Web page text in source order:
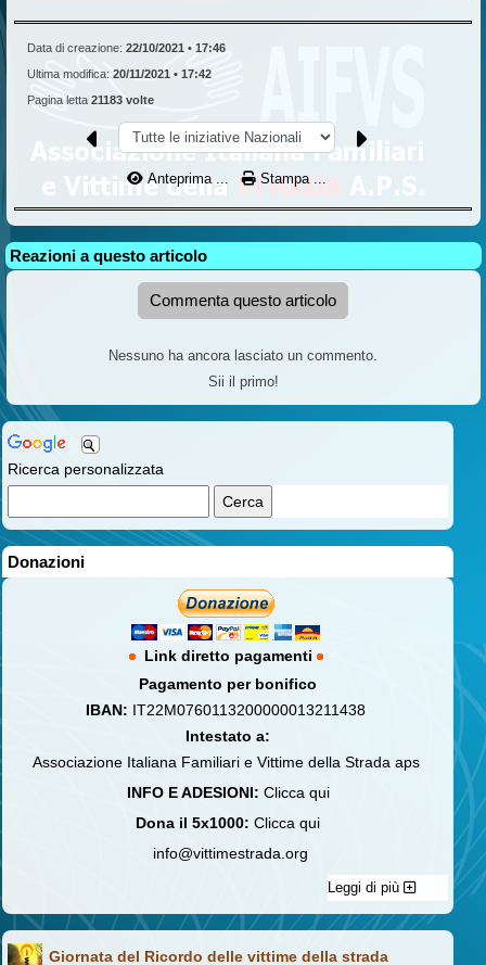
Ricerca personalizzata
Donazioni
Link diretto pagamenti
Pagamento per bonifico
IBAN: IT22M0760113200000013211438
Intestato a:
Associazione Italiana Familiari e Vittime della Strada aps
INFO E ADESIONI: Clicca qui
Dona il 5x1000: Clicca qui
info@vittimestrada.org
Leggi di più
Giornata del Ricordo delle vittime della strada
Data di creazione: 22/10/2021 • 17:46
Ultima modifica: 20/11/2021 • 17:42
Pagina letta 21183 volte
Anteprima ... Stampa ...
Reazioni a questo articolo
Commenta questo articolo
Nessuno ha ancora lasciato un commento.
Sii il primo!